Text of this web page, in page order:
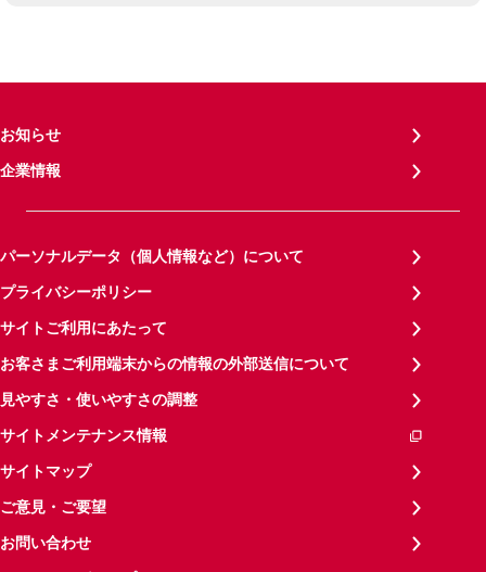
お知らせ
企業情報
パーソナルデータ（個人情報など）について
プライバシーポリシー
サイトご利用にあたって
お客さまご利用端末からの情報の外部送信について
見やすさ・使いやすさの調整
サイトメンテナンス情報
サイトマップ
ご意見・ご要望
お問い合わせ